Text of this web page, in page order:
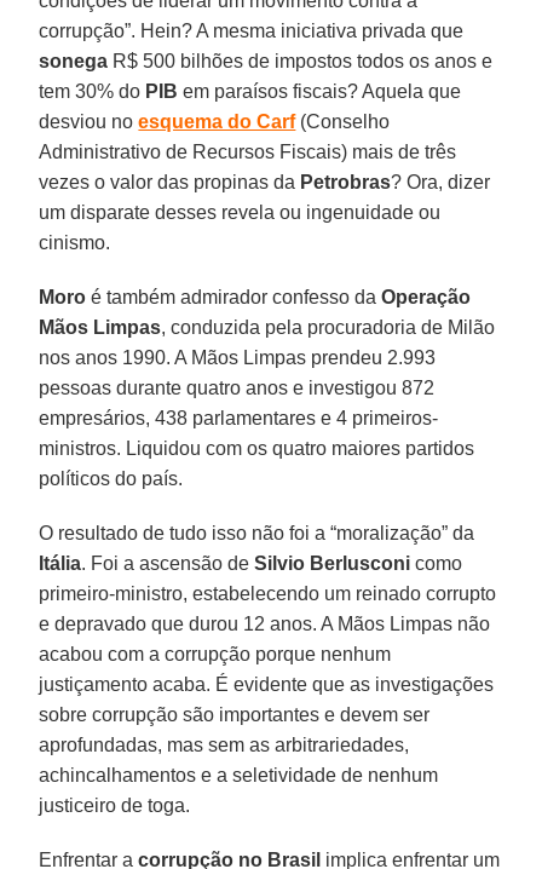
corrupção”. Hein? A mesma iniciativa privada que
sonega R$ 500 bilhões de impostos todos os anos e
tem 30% do PIB em paraísos fiscais? Aquela que
desviou noesquema do Carf(Conselho
Administrativo de Recursos Fiscais) mais de três
vezes o valor das propinas da Petrobras? Ora, dizer
um disparate desses revela ou ingenuidade ou
cinismo.
Moro é também admirador confesso daOperação
Mãos Limpas, conduzida pela procuradoria de Milão
nos anos 1990. A Mãos Limpas prendeu 2.993
pessoas durante quatro anos e investigou 872
empresários, 438 parlamentares e 4 primeiros-
ministros. Liquidou com os quatro maiores partidos
políticos do país.
O resultado de tudo isso não foi a “moralização” da
Itália. Foi a ascensão deSilvio Berlusconi como
primeiro-ministro, estabelecendo um reinado corrupto
e depravado que durou 12 anos. A Mãos Limpas não
acabou com a corrupção porque nenhum
justiçamento acaba. É evidente que as investigações
sobre corrupção são importantes e devem ser
aprofundadas, mas sem as arbitrariedades,
achincalhamentos e a seletividade de nenhum
justiceiro de toga.
Enfrentar a corrupção no Brasil implica enfrentar um